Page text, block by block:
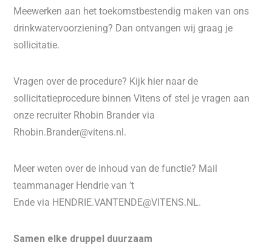
Meewerken aan het toekomstbestendig maken van ons
drinkwatervoorziening? Dan ontvangen wij graag je
sollicitatie.
Vragen over de procedure? Kijk hier naar de
sollicitatieprocedure binnen Vitens of stel je vragen aan
onze recruiter Rhobin Brander via
Rhobin.Brander@vitens.nl.
Meer weten over de inhoud van de functie? Mail
teammanager Hendrie van 't
Ende via HENDRIE.VANTENDE@VITENS.NL.
Samen elke druppel duurzaam